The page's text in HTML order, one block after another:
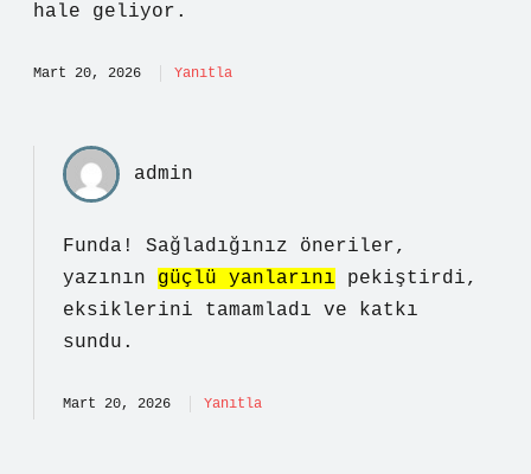
hale geliyor.
Mart 20, 2026 Yanıtla
admin
Funda! Sağladığınız öneriler,
yazının güçlü yanlarını pekiştirdi,
eksiklerini tamamladı ve katkı
sundu .
Mart 20, 2026 Yanıtla